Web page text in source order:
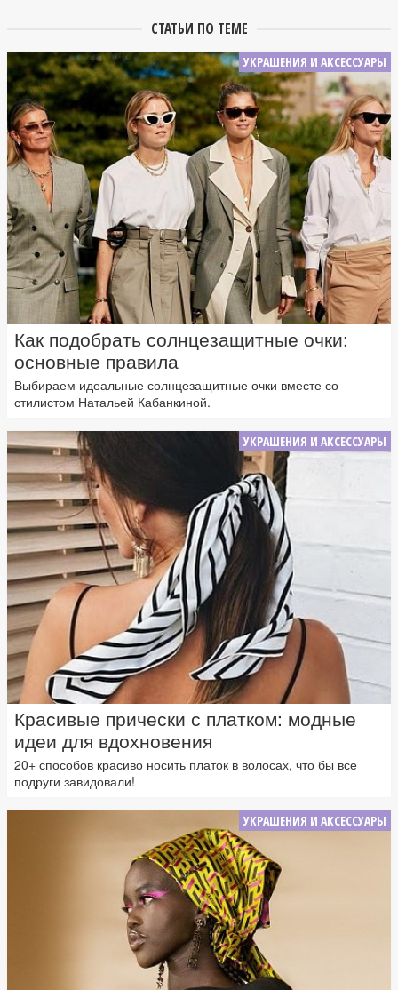
СТАТЬИ ПО ТЕМЕ
УКРАШЕНИЯ И АКСЕССУАРЫ
Как подобрать солнцезащитные очки:
основные правила
Выбираем идеальные солнцезащитные очки вместе со
стилистом Натальей Кабанкиной.
УКРАШЕНИЯ И АКСЕССУАРЫ
Красивые прически с платком: модные
идеи для вдохновения
20+ способов красиво носить платок в волосах, что бы все
подруги завидовали!
УКРАШЕНИЯ И АКСЕССУАРЫ